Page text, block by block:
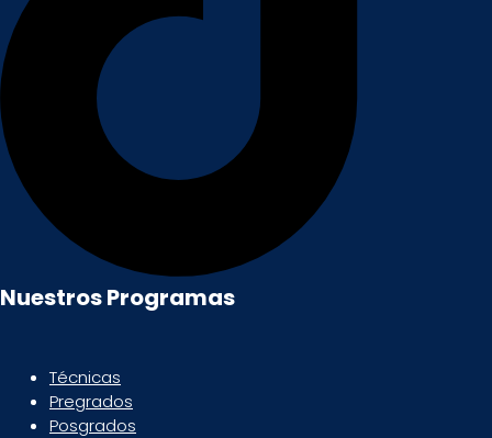
Nuestros Programas
Técnicas
Pregrados
Posgrados